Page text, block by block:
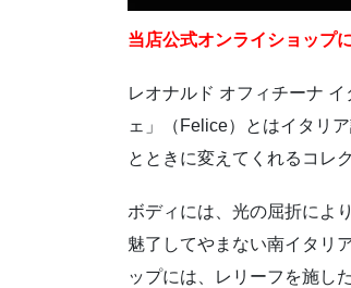
当店公式オンライショップ
レオナルド オフィチーナ
ェ」（Felice）とはイタリ
とときに変えてくれるコレ
ボディには、光の屈折によ
魅了してやまない南イタリ
ップには、レリーフを施し